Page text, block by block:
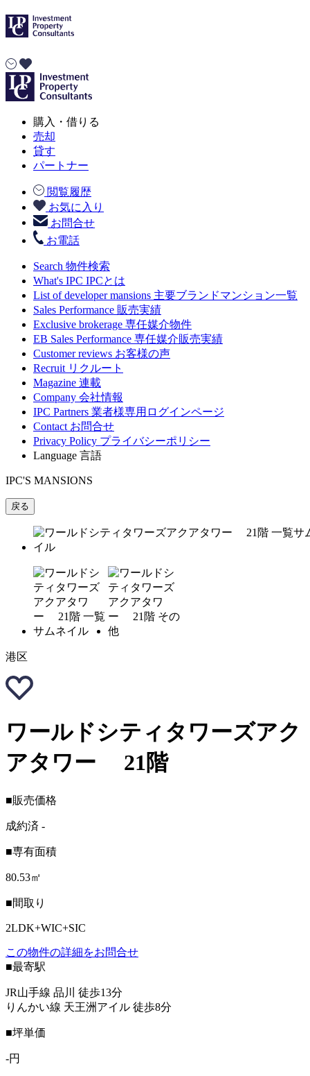
購入・借りる
売却
貸す
パートナー
閲覧履歴
お気に入り
お問合せ
お電話
Search 物件検索
What's IPC IPCとは
List of developer mansions 主要ブランドマンション一覧
Sales Performance 販売実績
Exclusive brokerage 専任媒介物件
EB Sales Performance 専任媒介販売実績
Customer reviews お客様の声
Recruit リクルート
Magazine 連載
Company 会社情報
IPC Partners 業者様専用ログインページ
Contact お問合せ
Privacy Policy プライバシーポリシー
Language 言語
IPC'S MANSIONS
戻る
港区
ワールドシティタワーズアク
アタワー 21階
■販売価格
成約済 -
■専有面積
80.53㎡
■間取り
2LDK+WIC+SIC
この物件の詳細をお問合せ
■最寄駅
JR山手線 品川 徒歩13分
りんかい線 天王洲アイル 徒歩8分
■坪単価
-円